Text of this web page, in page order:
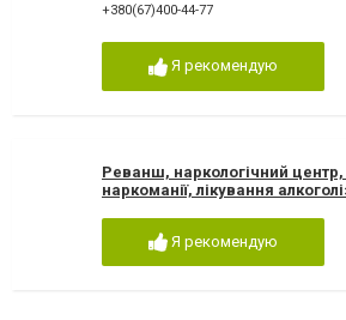
+380(67)400-44-77
Я рекомендую
Реванш, наркологічний центр,
наркоманії, лікування
Я рекомендую